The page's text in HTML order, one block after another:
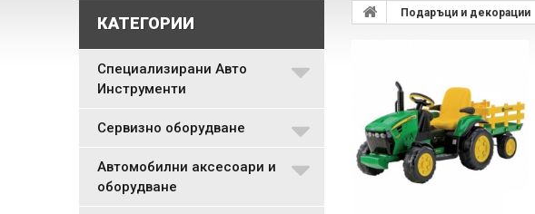
КАТЕГОРИИ
Специализирани Авто
Инструменти
Сервизно оборудване
Автомобилни аксесоари и
оборудване
Подаръци и декорации